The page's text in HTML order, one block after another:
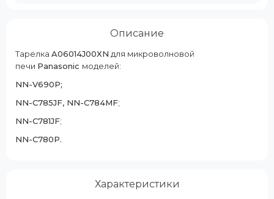
Описание
Тарелка A06014J00XN для микроволновой
печи Panasonic моделей:
NN-V690P;
NN-C785JF, NN-C784MF;
NN-C781JF;
NN-C780P.
Характеристики